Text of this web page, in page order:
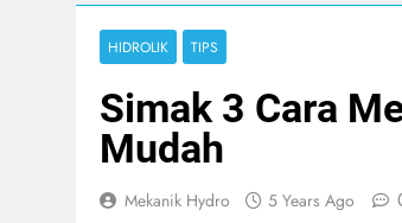
HIDROLIK TIPS
Simak 3 Cara
Mudah
Mekanik Hydro 5 Years Ago